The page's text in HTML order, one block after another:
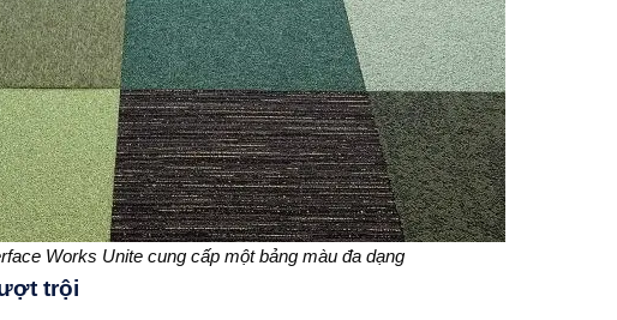
Works Unite cung cấp một bảng màu đa dạng
trội